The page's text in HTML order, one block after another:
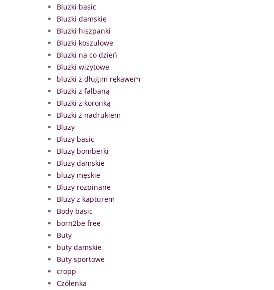
Bluzki basic
Bluzki damskie
Bluzki hiszpanki
Bluzki koszulowe
Bluzki na co dzień
Bluzki wizytowe
bluzki z długim rękawem
Bluzki z falbaną
Bluzki z koronką
Bluzki z nadrukiem
Bluzy
Bluzy basic
Bluzy bomberki
Bluzy damskie
bluzy męskie
Bluzy rozpinane
Bluzy z kapturem
Body basic
born2be free
Buty
buty damskie
Buty sportowe
cropp
Czółenka